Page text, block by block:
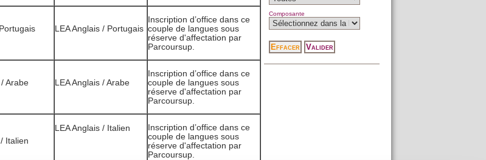
LEA Anglais / Portugais
Inscription d’office dans ce
couple de langues sous
réserve d'affectation par
Parcoursup.
Arabe LEA Anglais / Arabe
Inscription d’office dans ce
couple de langues sous
réserve d'affectation par
Parcoursup.
Italien
LEA Anglais / Italien
Inscription d’office dans ce
couple de langues sous
réserve d'affectation par
Parcoursup.
Composante